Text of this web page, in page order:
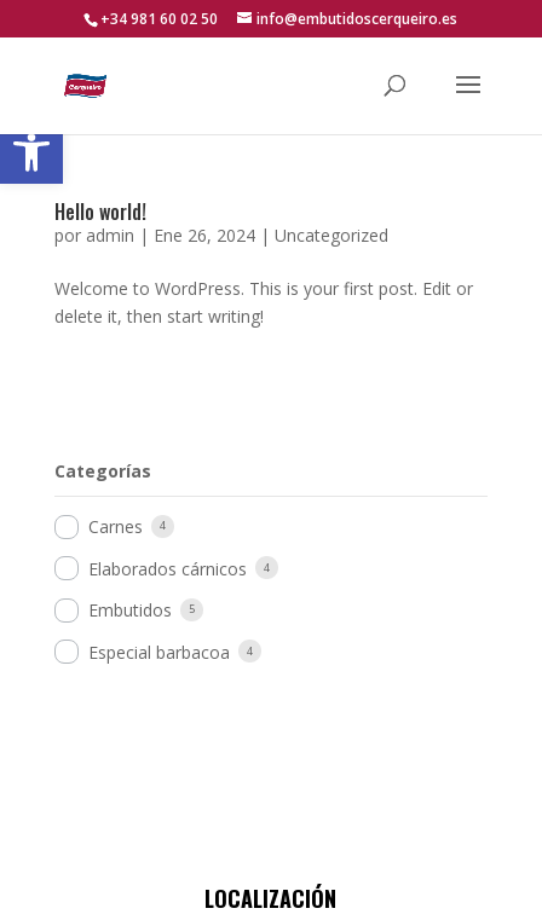
Abrir barra de herramientas
+34 981 60 02 50 info@embutidoscerqueiro.es
Hello world!
por admin | Ene 26, 2024| Uncategorized
Welcome to WordPress. This is your first post. Edit or
delete it, then start writing!
Categorías
Carnes 4
Elaborados cárnicos 4
Embutidos 5
Especial barbacoa 4
LOCALIZACIÓN